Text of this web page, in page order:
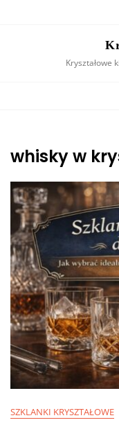
Kryształowe
whisky w
SZKLANKI KRYSZTAŁOWE